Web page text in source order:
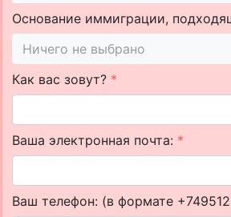
Основание иммиграции,
Ничего не выбрано
Как вас зовут? *
Ваша электронная почта: *
Ваш телефон: (в формате